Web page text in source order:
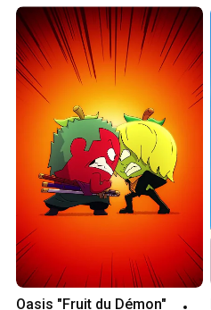
Oasis "Fruit du Démon"